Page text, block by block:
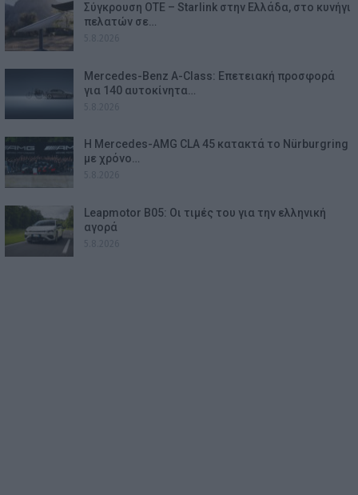
Σύγκρουση ΟΤΕ – Starlink στην Ελλάδα, στο κυνήγι
πελατών σε…
Mercedes-Benz A-Class: Επετειακή προσφορά
για 140 αυτοκίνητα…
Η Mercedes-AMG CLA 45 κατακτά το Nürburgring
με χρόνο…
Leapmotor B05: Οι τιμές του για την ελληνική
αγορά